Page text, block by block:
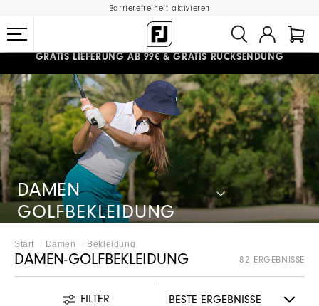
Barrierefreiheit aktivieren
#1 SHOE IN GOLF #1 GLOVE IN GOLF
GRATIS LIEFERUNGAB 99€&GRATIS RÜCKSENDUNG
DAMEN
GOLFBEKLEIDUNG
Start Damen Bekleidung
DAMEN-GOLFBEKLEIDUNG 82 ERGEBNISSE
FILTER